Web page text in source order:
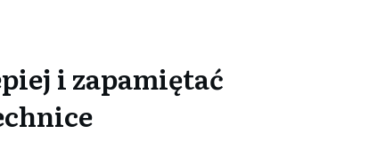
i zapamiętać